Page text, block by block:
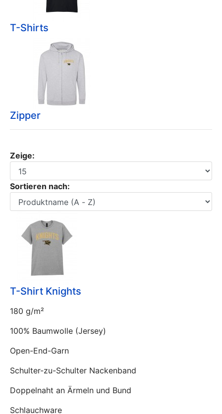
T-Shirts
Zipper
Zeige:
Sortieren nach:
T-Shirt Knights
180 g/m²
100% Baumwolle (Jersey)
Open-End-Garn
Schulter-zu-Schulter Nackenband
Doppelnaht an Ärmeln und Bund
Schlauchware